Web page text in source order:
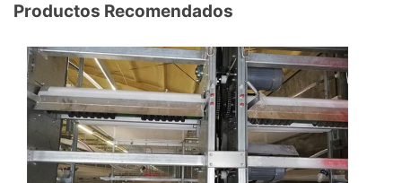
Productos Recomendados